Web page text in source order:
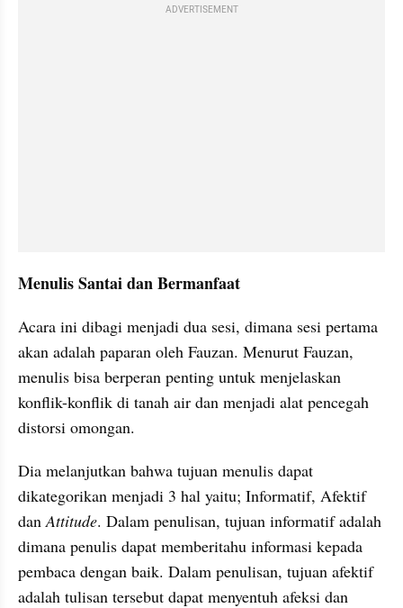
ADVERTISEMENT
Menulis Santai dan Bermanfaat
Acara ini dibagi menjadi dua sesi, dimana sesi pertama
akan adalah paparan oleh Fauzan. Menurut Fauzan,
menulis bisa berperan penting untuk menjelaskan
konflik-konflik di tanah air dan menjadi alat pencegah
distorsi omongan.
Dia melanjutkan bahwa tujuan menulis dapat
dikategorikan menjadi 3 hal yaitu; Informatif, Afektif
dan Attitude. Dalam penulisan, tujuan informatif adalah
dimana penulis dapat memberitahu informasi kepada
pembaca dengan baik. Dalam penulisan, tujuan afektif
adalah tulisan tersebut dapat menyentuh afeksi dan